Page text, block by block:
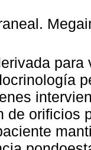
de orificios